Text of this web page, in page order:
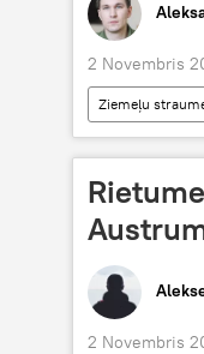
2 Novembris
Ziemeļu
2 Novembris